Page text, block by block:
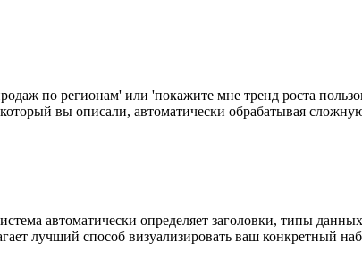
по регионам' или 'покажите мне тренд роста
вы описали, автоматически обрабатывая
автоматически определяет заголовки, типы
лучший способ визуализировать ваш конкретный